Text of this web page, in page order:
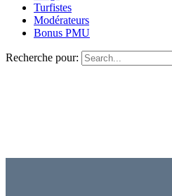
Turfistes
Modérateurs
Bonus PMU
Recherche pour: